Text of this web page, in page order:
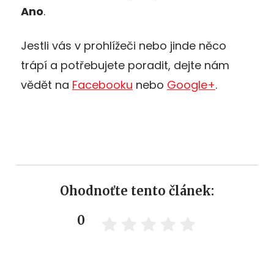
Ano.
Jestli vás v prohlížeči nebo jinde něco
trápí a potřebujete poradit, dejte nám
vědět na Facebooku nebo Google+.
Ohodnoťte tento článek:
0